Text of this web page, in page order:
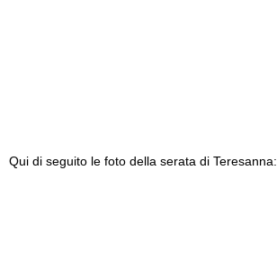
Qui di seguito le foto della serata di Teresanna: